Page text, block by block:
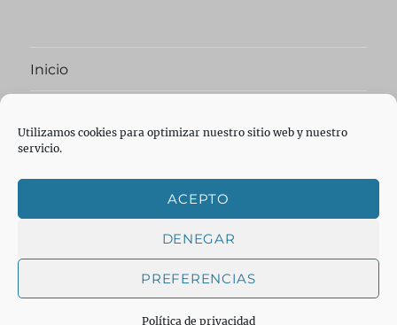
Utilizamos cookies para optimizar nuestro sitio web y nuestro
servicio.
ACEPTO
DENEGAR
PREFERENCIAS
Política de privacidad
Inicio
menú
Aplicaciones
menú
menú
Facebook
TwitterTelegram
Correo
electrónico
YouTube